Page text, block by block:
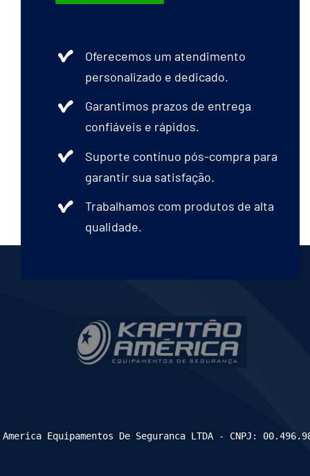
Oferecemos um atendimento
personalizado e dedicado.
Garantimos prazos de entrega
confiáveis e rápidos.
Suporte contínuo pós-compra para
garantir sua satisfação.
Trabalhamos com produtos de alta
qualidade.
Equipamentos De Seguranca LTDA - CNPJ: